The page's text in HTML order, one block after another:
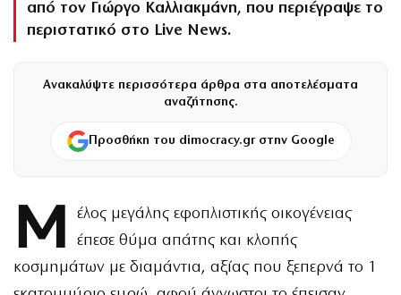
από τον Γιώργο Καλλιακμάνη, που περιέγραψε το
περιστατικό στο Live News.
Ανακαλύψτε περισσότερα άρθρα στα αποτελέσματα
αναζήτησης.
Προσθήκη του dimocracy.gr στην Google
Μ
έλος μεγάλης εφοπλιστικής οικογένειας
έπεσε θύμα απάτης και κλοπής
κοσμημάτων με διαμάντια, αξίας που ξεπερνά το 1